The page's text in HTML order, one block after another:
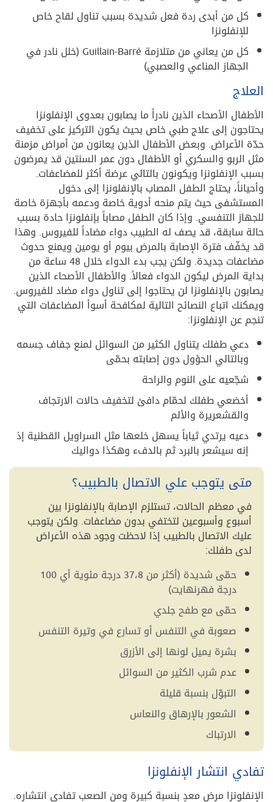
كل من أبدى ردة فعل شديدة بسبب تناول لقاح خاص
للإنفلونزا
كل من يعاني من متلازمة Guillain-Barré (خلل نادر في
الجهاز المناعي والعصبي)
العلاج
الأطفال الأصحاء الذين نادراً ما يصابون بعدوى الإنفلونزا
يحتاجون إلى علاج طبي خاص بحيث يكون التركيز على تخفيف
حدّة الأعراض. وبعض الأطفال الذين يعانون من أمراض مزمنة
مثل الربو والسكري أو الأطفال دون عمر السنتين قد يمرضون
بسبب الإنفلونزا ويكونون بالتالي عرضة أكثر للمضاعفات.
وأحياناً، يحتاج الطفل المصاب بالإنفلونزا إلى دخول
المستشفى حيث يتم منحه أدوية خاصة ودعمه بأجهزة خاصة
للجهاز التنفسي. وإذا كان الطفل مصاباً بإنفلونزا حادة بسبب
حالة سابقة، قد يصف له الطبيب دواء مضاداً للفيروس. وهذا
قد يخفّف فترة الإصابة بالمرض بيوم أو يومين ويمنع حدوث
مضاعفات جديدة. ولكن يجب بدء الدواء خلال 48 ساعة من
بداية المرض ليكون الدواء فعالاً. والأطفال الأصحاء الذين
يصابون بالإنفلونزا لن يحتاجوا إلى تناول دواء مضاد للفيروس.
ويمكنك اتباع النصائح التالية لمكافحة أسوأ المضاعفات التي
تنجم عن الإنفلونزا:
دعي طفلك يتناول الكثير من السوائل لمنع جفاف جسمه
وبالتالي الحؤول دون إصابته بحمّى
شجّعيه على النوم والراحة
أخضعي طفلك لحمّام دافئ لتخفيف حالات الارتجاف
والقشعريرة والألم
دعيه يرتدي ثياباً يسهل خلعها مثل السراويل القطنية إذ
إنه سيشعر بالبرد ثم بالدفء وهكذا دواليك
متى يتوجب علي الاتصال بالطبيب؟
في معظم الحالات، تستلزم الإصابة بالإنفلونزا بين
أسبوع وأسبوعين لتختفي بدون مضاعفات. ولكن يتوجب
عليك الاتصال بالطبيب إذا لاحظت وجود هذه الأعراض
لدى طفلك:
حمّى شديدة (أكثر من 37،8 درجة مئوية أي 100
درجة فهرنهايت)
حمّى مع طفح جلدي
صعوبة في التنفس أو تسارع في وتيرة التنفس
بشرة يميل لونها إلى الأزرق
عدم شرب الكثير من السوائل
التبوّل بنسبة قليلة
الشعور بالإرهاق والنعاس
الارتباك
تفادي انتشار الإنفلونزا
الإنفلونزا مرض معدٍ بنسبة كبيرة ومن الصعب تفادي انتشاره.